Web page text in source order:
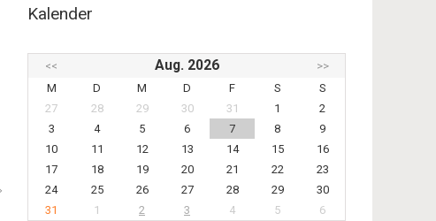
Kalender
<< Aug. 2026
>>
M
D M D F S
S
27
28 29 30 31 1
2
3
4 5 6 7 8
9
10
11 12 13 14 15
16
17
18 19 20 21 22
23
24
25 26 27 28 29
30
31
1 2 3 4 5
6